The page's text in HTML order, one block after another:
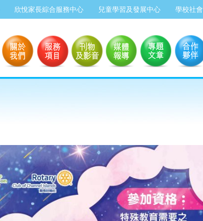
欣悅家長綜合服務中心 兒童學習及發展中心 學校社